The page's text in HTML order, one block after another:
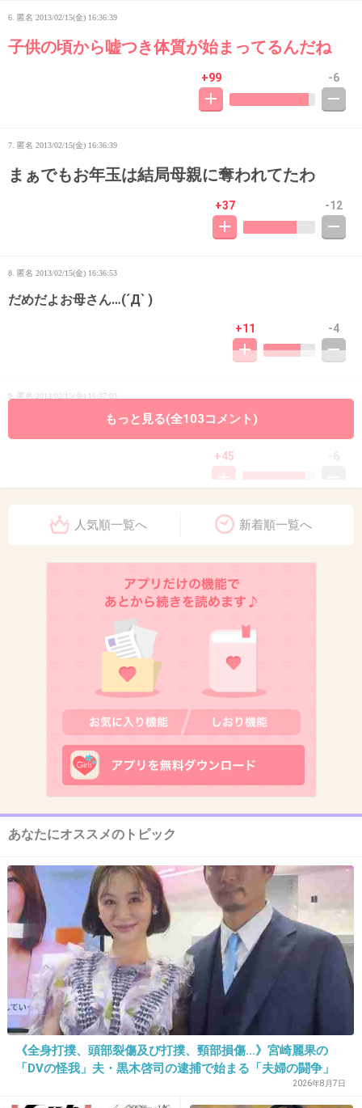
6. 匿名 2013/02/15(金) 16:36:39
子供の頃から嘘つき体質が始まってるんだね
+99 -6
7. 匿名 2013/02/15(金) 16:36:39
まぁでもお年玉は結局母親に奪われてたわ
+37 -12
8. 匿名 2013/02/15(金) 16:36:53
だめだよお母さん…(´Д` )
+11 -4
9. 匿名 2013/02/15(金) 16:37:03
騙すのが得意な国だからね。納得。
+45
2013/02/15(金) 16:37:37
出典：blog-imgs-46-origin.fc2.com
+80
2013/02/15(金) 16:37:51
親子で騙すとかさすが
+30 -4
12. 匿名 2013/02/15(金) 16:38:49
日本だとある程度は自由に使わせてもらえる
し、
一時的にお母さんに預けることになっても、
自分名義の通帳に貯金してもらうっていうのが
普通だよね？
+54 -7
13. 匿名2013/02/15(金) 16:39:16
もっと見る(全103コメント)
人気順一覧へ 新着順一覧へ
あなたにオススメのトピック
《全身打撲、頭部裂傷及び打撲、頸部損傷…》宮崎麗果の
「DVの怪我」夫・黒木啓司の逮捕で始まる「夫婦の闘争」
2026年8月7日